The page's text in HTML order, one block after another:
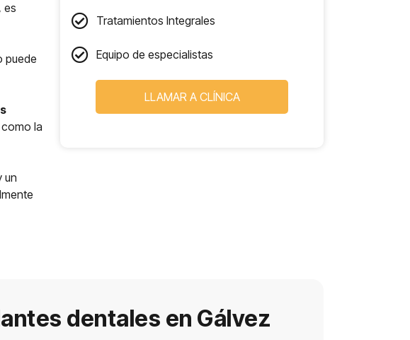
es
puede
la
un
Tratamientos Integrales
Equipo de especialistas
LLAMAR A CLÍNICA
dentales en Gálvez